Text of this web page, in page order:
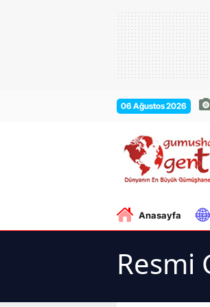
06 Ağustos 2026
Anasayfa
Resmi